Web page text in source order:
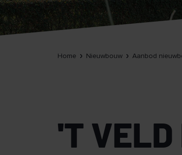
Home Nieuwbouw Aanbod
'T VELD